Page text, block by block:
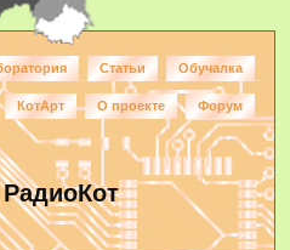
Статьи Обучалка
КотАрт О проекте Форум